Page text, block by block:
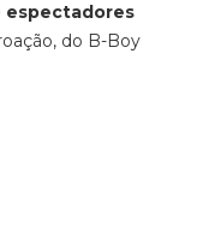
espectadores
do B-Boy